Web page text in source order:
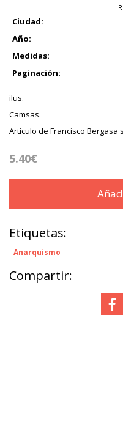
Ciudad:
Año:
Medidas:
Paginación:
ilus.
Camsas.
Artículo de Francisco Bergasa
5.40€
Etiquetas:
Anarquismo
Compartir: